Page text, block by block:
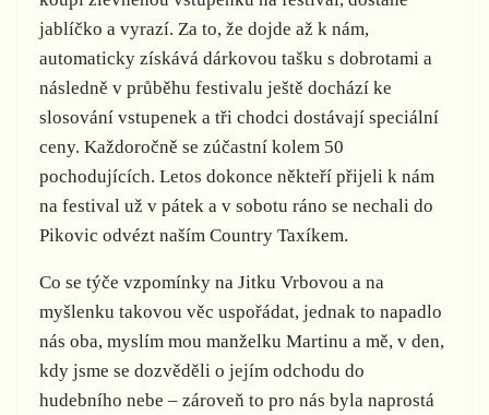
jablíčko a vyrazí. Za to, že dojde až k nám,
automaticky získává dárkovou tašku s dobrotami a
následně v průběhu festivalu ještě dochází ke
slosování vstupenek a tři chodci dostávají speciální
ceny. Každoročně se zúčastní kolem 50
pochodujících. Letos dokonce někteří přijeli k nám
na festival už v pátek a v sobotu ráno se nechali do
Pikovic odvézt naším Country Taxíkem.
Co se týče vzpomínky na Jitku Vrbovou a na
myšlenku takovou věc uspořádat, jednak to napadlo
nás oba, myslím mou manželku Martinu a mě, v den,
kdy jsme se dozvěděli o jejím odchodu do
hudebního nebe – zároveň to pro nás byla naprostá